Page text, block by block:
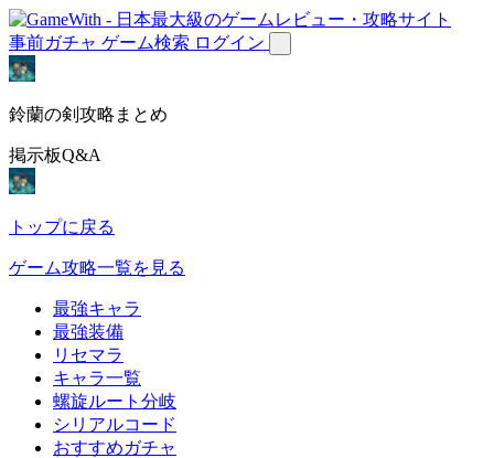
事前ガチャ ゲーム検索 ログイン
鈴蘭の剣攻略まとめ
掲示板Q&A
トップに戻る
ゲーム攻略一覧を見る
最強キャラ
最強装備
リセマラ
キャラ一覧
螺旋ルート分岐
シリアルコード
おすすめガチャ